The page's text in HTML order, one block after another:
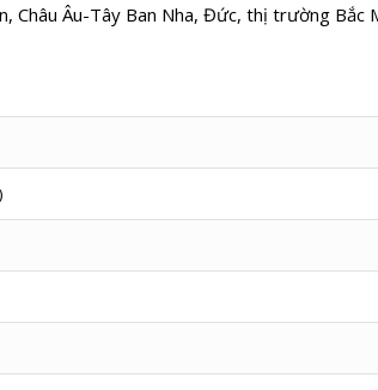
Châu Âu-Tây Ban Nha, Đức, thị trường Bắc